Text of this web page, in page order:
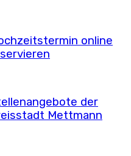
online
der
Mettmann